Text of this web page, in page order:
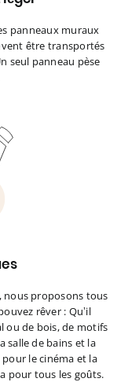
panneaux muraux
être transportés
seul panneau pèse
nous proposons tous
rêver : Qu’il
ou de bois, de motifs
salle de bains et la
le cinéma et la
pour tous les goûts.